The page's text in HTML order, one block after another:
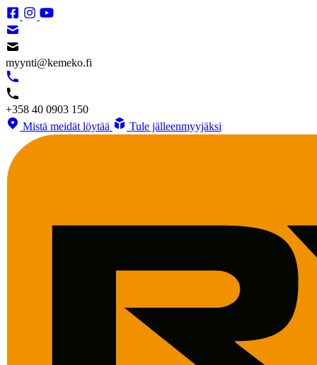
myynti@kemeko.fi
+358 40 0903 150
Mistä meidät löytää
Tule jälleenmyyjäksi